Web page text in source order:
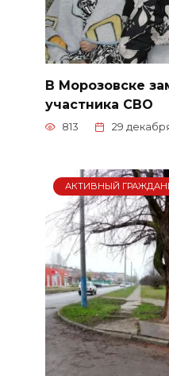
В Морозовске
участника СВО
813 29
АКТИВНЫЙ